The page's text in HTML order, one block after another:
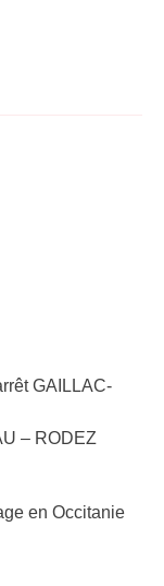
GAILLAC-
– RODEZ
en Occitanie